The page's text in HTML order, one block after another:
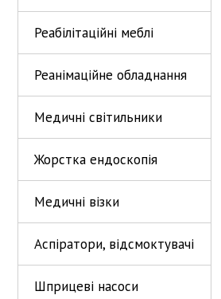
Реабілітаційні меблі
Реанімаційне обладнання
Медичні світильники
Жорстка ендоскопія
Медичні візки
Аспіратори, відсмоктувачі
Шприцеві насоси